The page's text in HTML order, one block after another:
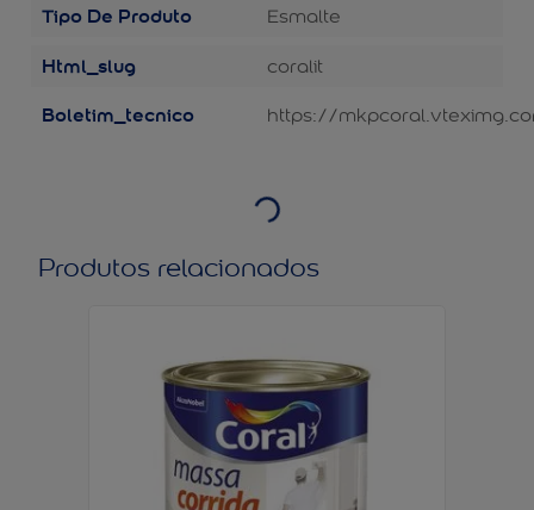
Tipo De Produto Esmalte
Html_slug coralit
Boletim_tecnico https://
Produtos relacionados